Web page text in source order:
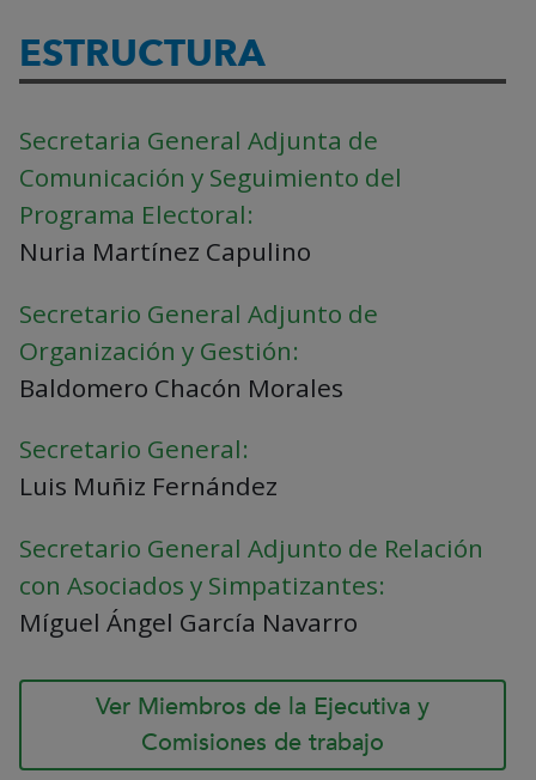
ESTRUCTURA
Secretaria General Adjunta de
Comunicación y Seguimiento del
Programa Electoral:
Nuria Martínez Capulino
Secretario General Adjunto de
Organización y Gestión:
Baldomero Chacón Morales
Secretario General:
Luis Muñiz Fernández
Secretario General Adjunto de Relación
con Asociados y Simpatizantes:
Míguel Ángel García Navarro
Ver Miembros de la Ejecutiva y
Comisiones de trabajo